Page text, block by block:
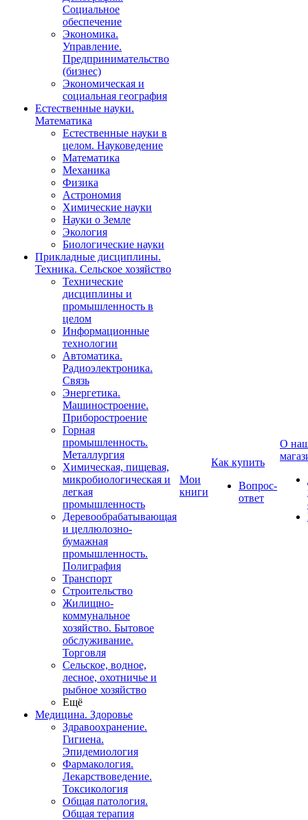
Социальное
обеспечение
Экономика.
Управление.
Предпринимательство
(бизнес)
Экономическая и
социальная география
Естественные науки.
Математика
Естественные науки в
целом. Науковедение
Математика
Механика
Физика
Астрономия
Химические науки
Науки о Земле
Экология
Биологические науки
Прикладные дисциплины.
Техника. Сельское хозяйство
Технические
дисциплины и
промышленность в
целом
Информационные
технологии
Автоматика.
Радиоэлектроника.
Связь
Энергетика.
Машиностроение.
Приборостроение
Горная
промышленность.
Металлургия
Химическая, пищевая,
микробиологическая и
легкая
промышленность
Деревообрабатывающая
и целлюлозно-
бумажная
промышленность.
Полиграфия
Транспорт
Строительство
Жилищно-
коммунальное
хозяйство. Бытовое
обслуживание.
Торговля
Сельское, водное,
лесное, охотничье и
рыбное хозяйство
Ещё
Медицина. Здоровье
Здравоохранение.
Гигиена.
Эпидемиология
Фармакология.
Лекарствоведение.
Токсикология
Общая патология.
Общая терапия
Мои
книги
Как купить
Вопрос-
ответ
О